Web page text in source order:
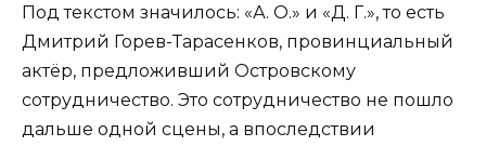
Под текстом значилось: «А. О.» и «Д. Г.», то есть
Дмитрий Горев-Тарасенков, провинциальный
актёр, предложивший Островскому
сотрудничество. Это сотрудничество не пошло
дальше одной сцены, а впоследствии